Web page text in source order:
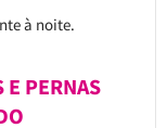
à noite.
E PERNAS